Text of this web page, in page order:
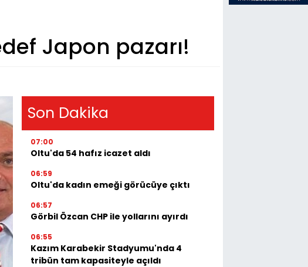
Japon pazarı!
Son Dakika
07:00
Oltu'da 54 hafız icazet aldı
06:59
Oltu'da kadın emeği görücüye çıktı
06:57
Görbil Özcan CHP ile yollarını ayırdı
06:55
Kazım Karabekir Stadyumu'nda 4
tribün tam kapasiteyle açıldı